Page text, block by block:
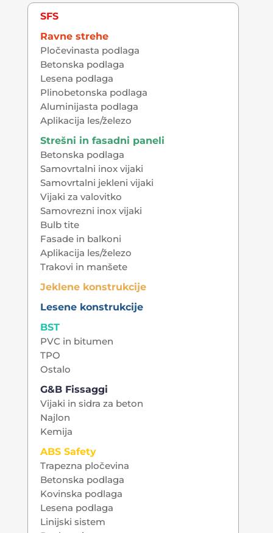
SFS
Ravne strehe
Pločevinasta podlaga
Betonska podlaga
Lesena podlaga
Plinobetonska podlaga
Aluminijasta podlaga
Aplikacija les/železo
Strešni in fasadni paneli
Betonska podlaga
Samovrtalni inox vijaki
Samovrtalni jekleni vijaki
Vijaki za valovitko
Samovrezni inox vijaki
Bulb tite
Fasade in balkoni
Aplikacija les/železo
Trakovi in manšete
Jeklene konstrukcije
Lesene konstrukcije
BST
PVC in bitumen
TPO
Ostalo
G&B Fissaggi
Vijaki in sidra za beton
Najlon
Kemija
ABS Safety
Trapezna pločevina
Betonska podlaga
Kovinska podlaga
Lesena podlaga
Linijski sistem